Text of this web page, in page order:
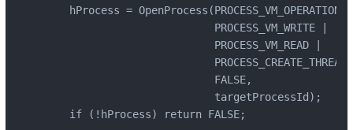
hProcess = OpenProcess(PROCESS_VM_OPERATION
                           PROCESS_VM_WRITE |
                           PROCESS_VM_READ |
                           PROCESS_CREATE_THREAD,
                           FALSE,
                           targetProcessId);
    if (!hProcess) return FALSE;